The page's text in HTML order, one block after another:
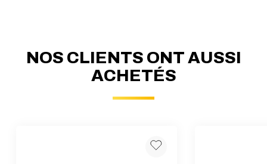
NOS CLIENTS ONT AUSSI
ACHETÉS